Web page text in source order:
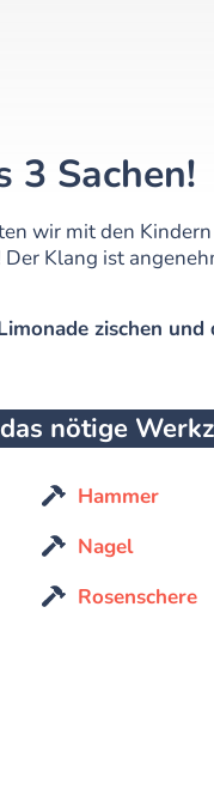
3 Sachen!
wir mit den
Klang ist
zischen und
nötige
Hammer
Nagel
Rosenschere